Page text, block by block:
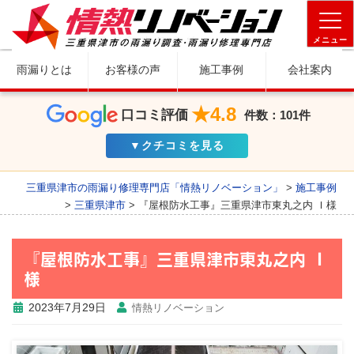
メニュー
雨漏りとは お客様の声 施工事例 会社案内
口コミ評価 ★4.8 件数：101件
▼クチコミを見る
三重県津市の雨漏り修理専門店「情熱リノベーション」 > 施工事例
> 三重県津市> 『屋根防水工事』三重県津市東丸之内 Ｉ様
『屋根防水工事』三重県津市東丸之内 Ｉ
様
2023年7月29日 情熱リノベーション